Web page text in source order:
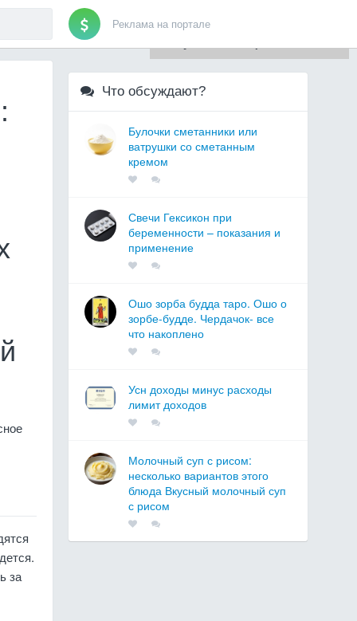
Реклама на портале
за
Что обсуждают?
Булочки сметанники или
ватрушки со сметанным
кремом
Свечи Гексикон при
беременности – показания и
применение
Ошо зорба будда таро. Ошо о
зорбе-будде. Чердачок- все
что накоплено
Усн доходы минус расходы
лимит доходов
Молочный суп с рисом:
несколько вариантов этого
блюда Вкусный молочный суп
с рисом
Для любых предложений по